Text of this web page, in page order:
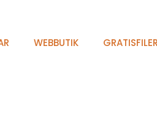
WEBBUTIK GRATISFILER